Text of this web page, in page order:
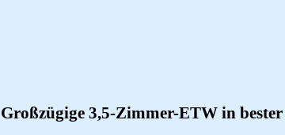
Großzügige 3,5-Zimmer-ETW in